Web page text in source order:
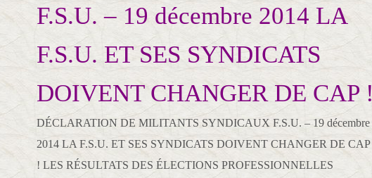
F.S.U. – 19 décembre 2014 LA
F.S.U. ET SES SYNDICATS
DOIVENT CHANGER DE CAP !
DÉCLARATION DE MILITANTS SYNDICAUX F.S.U. – 19 décembre
2014 LA F.S.U. ET SES SYNDICATS DOIVENT CHANGER DE CAP
! LES RÉSULTATS DES ÉLECTIONS PROFESSIONNELLES